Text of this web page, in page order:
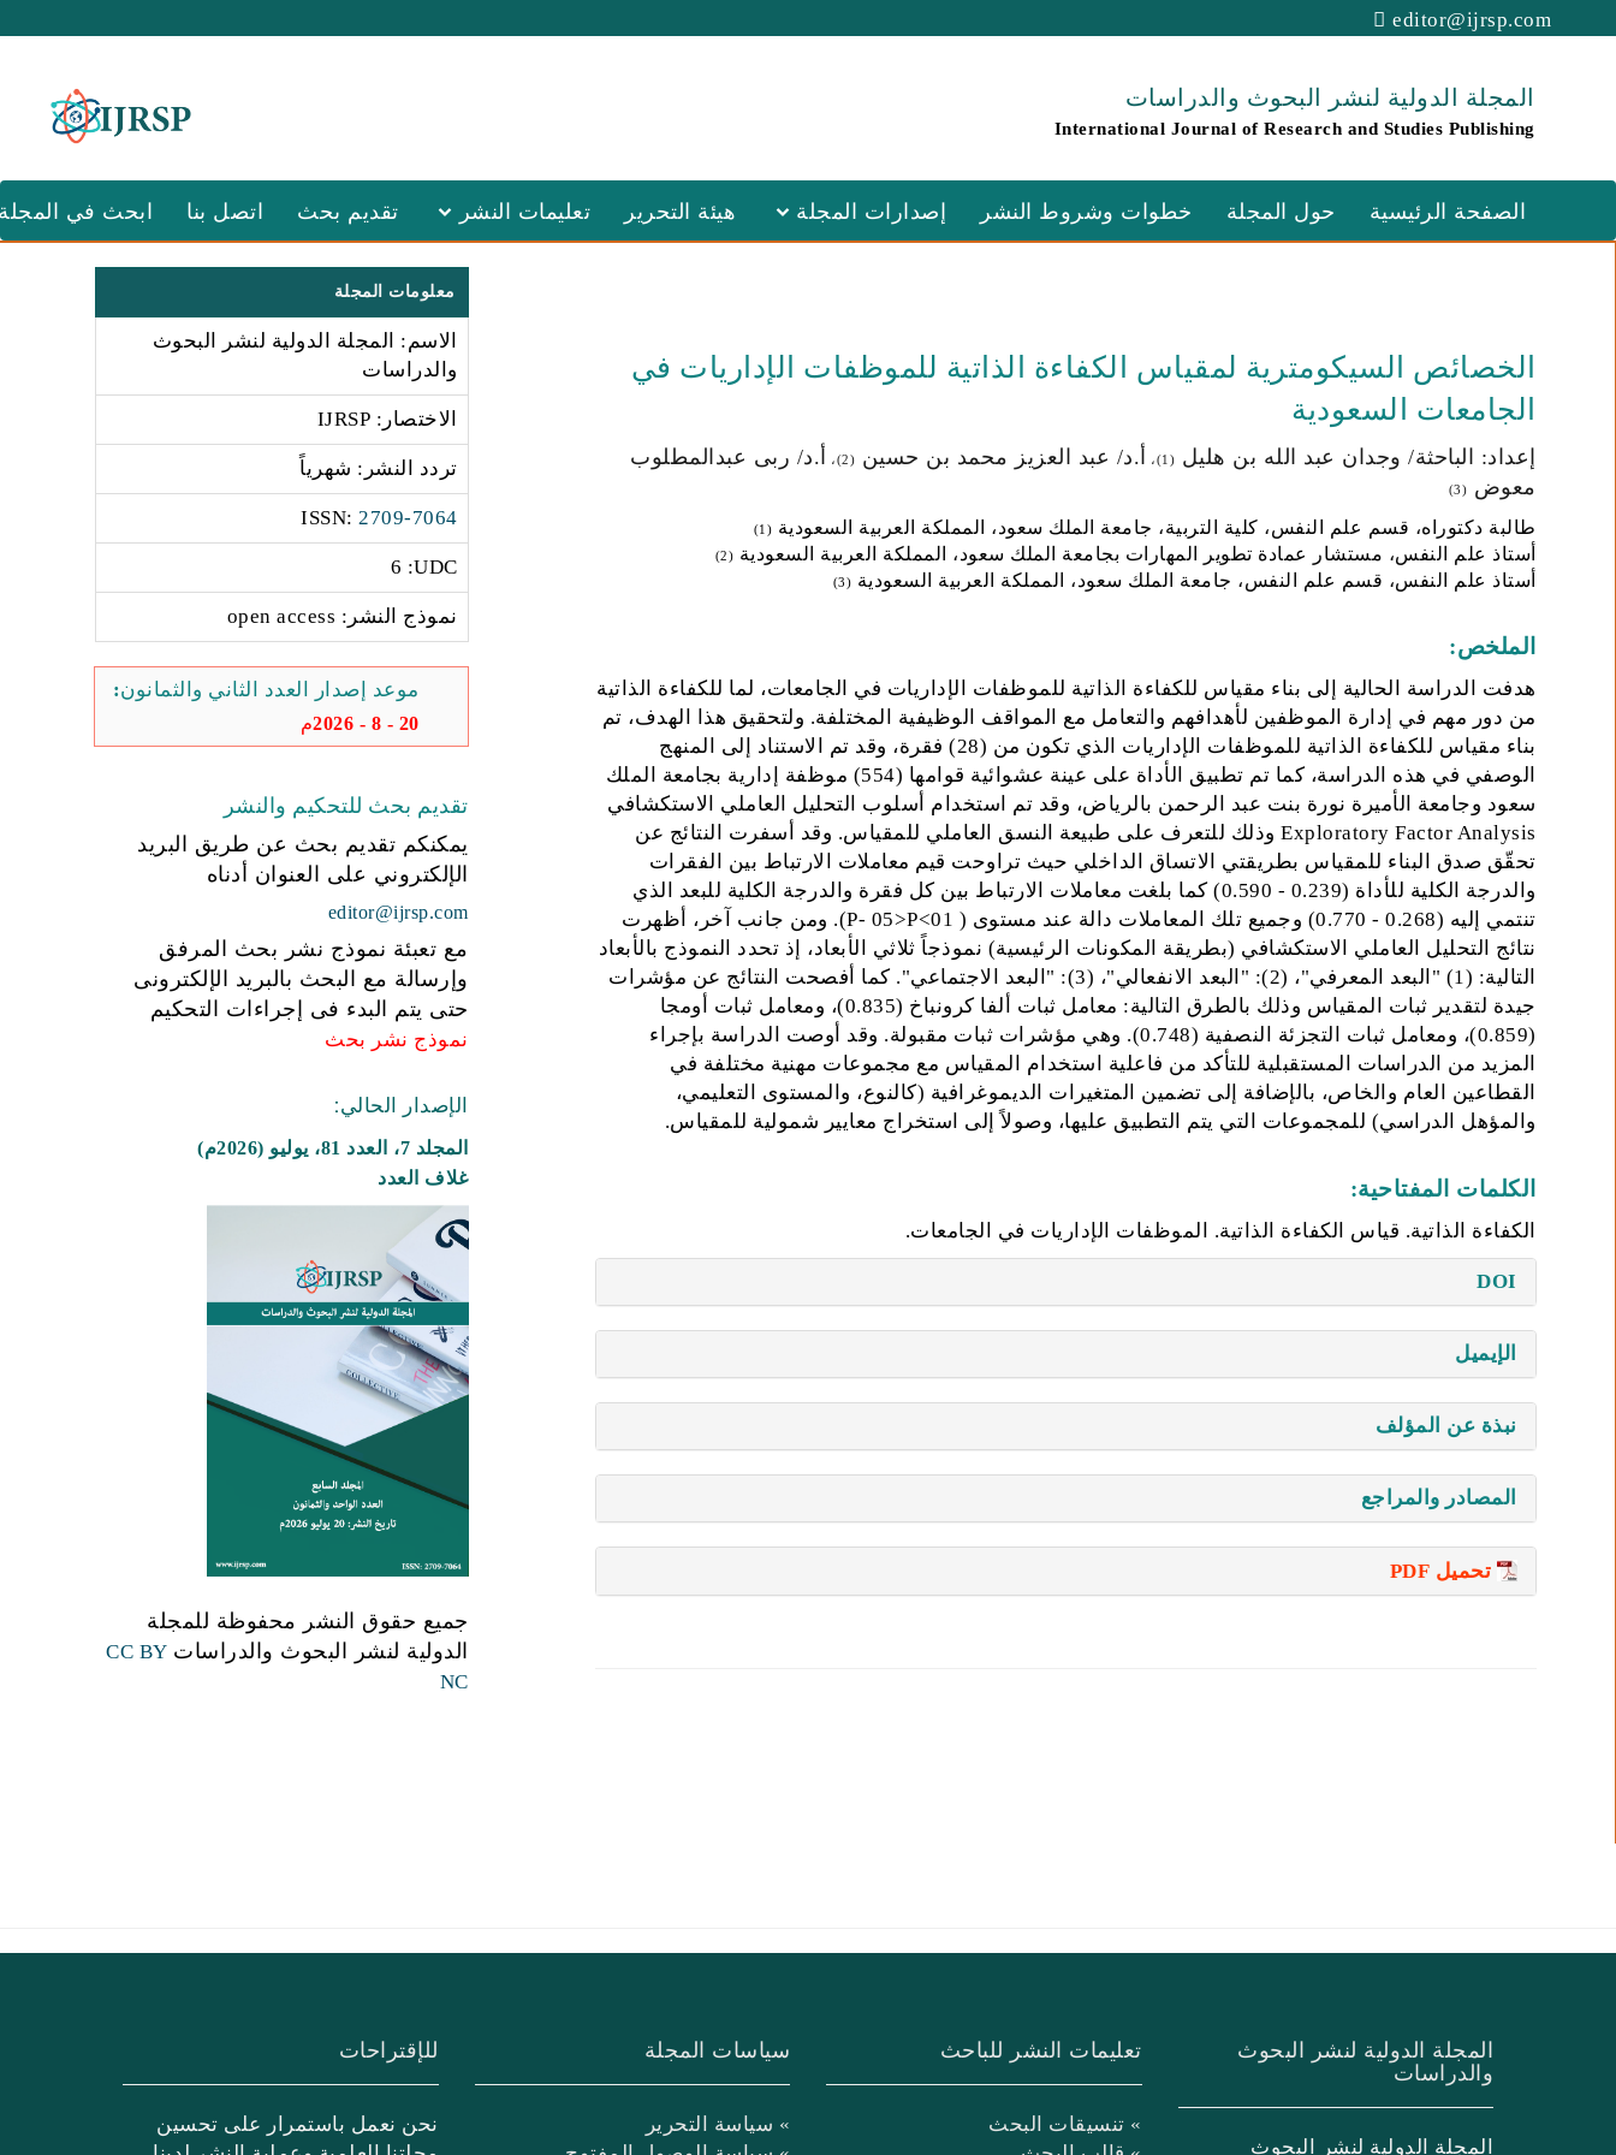
editor@ijrsp.com
المجلة الدولية لنشر البحوث والدراسات
International Journal of Research and Studies Publishing
الصفحة الرئيسية حول المجلة خطوات وشروط النشر إصدارات المجلة هيئة التحرير تعليمات النشر تقديم بحث اتصل بنا ابحث في
الخصائص السيكومترية لمقياس الكفاءة الذاتية للموظفات الإداريات في
الجامعات السعودية
إعداد: الباحثة/ وجدان عبد الله بن هليل (1)، أ.د/ عبد العزيز محمد بن حسين (2)،
أ.د/ ربى عبدالمطلوب
معوض (3)
طالبة دكتوراه، قسم علم النفس، كلية التربية، جامعة الملك سعود، المملكة العربية السعودية (1)
أستاذ علم النفس، مستشار عمادة تطوير المهارات بجامعة الملك سعود، المملكة العربية السعودية (2)
أستاذ علم النفس، قسم علم النفس، جامعة الملك سعود، المملكة العربية السعودية (3)
الملخص:
هدفت الدراسة الحالية إلى بناء مقياس للكفاءة الذاتية للموظفات الإداريات في الجامعات، لما للكفاءة الذاتية
من دور مهم في إدارة الموظفين لأهدافهم والتعامل مع المواقف الوظيفية المختلفة. ولتحقيق هذا الهدف، تم
بناء مقياس للكفاءة الذاتية للموظفات الإداريات الذي تكون من (28) فقرة، وقد تم الاستناد إلى المنهج
الوصفي في هذه الدراسة، كما تم تطبيق الأداة على عينة عشوائية قوامها (554) موظفة إدارية بجامعة الملك
سعود وجامعة الأميرة نورة بنت عبد الرحمن بالرياض، وقد تم استخدام أسلوب التحليل العاملي الاستكشافي
Exploratory Factor Analysis وذلك للتعرف على طبيعة النسق العاملي للمقياس. وقد أسفرت النتائج عن
تحقّق صدق البناء للمقياس بطريقتي الاتساق الداخلي حيث تراوحت قيم معاملات الارتباط بين الفقرات
والدرجة الكلية للأداة (0.239 - 0.590) كما بلغت معاملات الارتباط بين كل فقرة والدرجة الكلية للبعد الذي
تنتمي إليه (0.268 - 0.770) وجميع تلك المعاملات دالة عند مستوى ( 01>P- 05>P). ومن جانب آخر، أظهرت
نتائج التحليل العاملي الاستكشافي (بطريقة المكونات الرئيسية) نموذجاً ثلاثي الأبعاد، إذ تحدد النموذج بالأبعاد
التالية: (1) "البعد المعرفي"، (2): "البعد الانفعالي"، (3): "البعد الاجتماعي". كما أفصحت النتائج عن مؤشرات
جيدة لتقدير ثبات المقياس وذلك بالطرق التالية: معامل ثبات ألفا كرونباخ (0.835)، ومعامل ثبات أومجا
(0.859)، ومعامل ثبات التجزئة النصفية (0.748). وهي مؤشرات ثبات مقبولة. وقد أوصت الدراسة بإجراء
المزيد من الدراسات المستقبلية للتأكد من فاعلية استخدام المقياس مع مجموعات مهنية مختلفة في
القطاعين العام والخاص، بالإضافة إلى تضمين المتغيرات الديموغرافية (كالنوع، والمستوى التعليمي،
والمؤهل الدراسي) للمجموعات التي يتم التطبيق عليها، وصولاً إلى استخراج معايير شمولية للمقياس.
الكلمات المفتاحية:
الكفاءة الذاتية. قياس الكفاءة الذاتية. الموظفات الإداريات في الجامعات.
DOI
الإيميل
نبذة عن المؤلف
المصادر والمراجع
تحميل PDF
معلومات المجلة
الاسم: المجلة الدولية لنشر البحوث
والدراسات
الاختصار: IJRSP
تردد النشر: شهرياً
2709-7064
:ISSN
6 :UDC
نموذج النشر: open access
موعد إصدار العدد الثاني والثمانون:
20 - 8 - 2026م
تقديم بحث للتحكيم والنشر
يمكنكم تقديم بحث عن طريق البريد
الإلكتروني على العنوان أدناه
editor@ijrsp.com
مع تعبئة نموذج نشر بحث المرفق
وإرسالة مع البحث بالبريد الإلكترونى
حتى يتم البدء فى إجراءات التحكيم
نموذج نشر بحث
الإصدار الحالي:
المجلد 7، العدد 81، يوليو (2026م)
غلاف العدد
جميع حقوق النشر محفوظة للمجلة
الدولية لنشر البحوث والدراساتCC BY
NC
المجلة الدولية لنشر البحوث
والدراسات
المجلة الدولية لنشر البحوث
تعليمات النشر للباحث
» تنسيقات البحث
سياسات المجلة
» سياسة التحرير
للإقتراحات
نحن نعمل باستمرار على تحسين